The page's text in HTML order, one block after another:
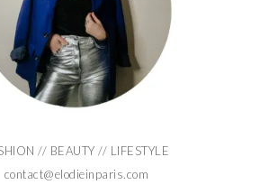
// BEAUTY // LIFESTYLE
contact@elodieinparis.com